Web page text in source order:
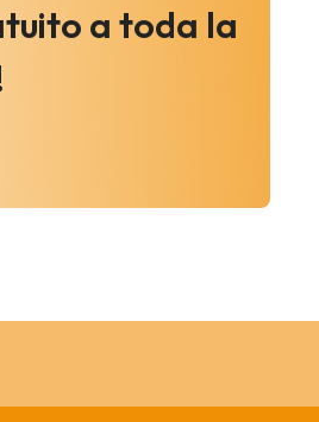
a toda la